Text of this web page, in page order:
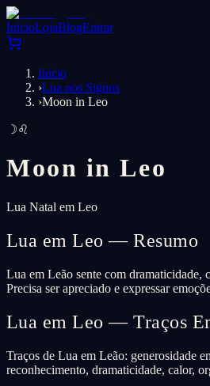
InícioLojaBlogEntrar
Início
›Lua nos Signos
›Moon in Leo
☽♌
Moon inLeo
Lua Natal em Leo
Lua em Leo — Resumo
Lua em Leão sente com dramaticidade,
Precisa ser apreciado e expressar
Lua em Leo — Traços
Traços de Lua em Leão: generosidade
reconhecimento, dramaticidade, calor,